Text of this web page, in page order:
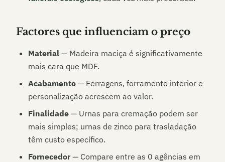
Factores que influenciam o preço
Material — Madeira maciça é significativamente
mais cara que MDF.
Acabamento — Ferragens, forramento interior e
personalização acrescem ao valor.
Finalidade — Urnas para cremação podem ser
mais simples; urnas de zinco para trasladação
têm custo específico.
Fornecedor — Compare entre as 0 agências em